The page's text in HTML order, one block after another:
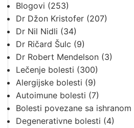
Blogovi (253)
Dr Džon Kristofer (207)
Dr Nil Nidli (34)
Dr Ričard Šulc (9)
Dr Robert Mendelson (3)
Lečenje bolesti (300)
Alergijske bolesti (9)
Autoimune bolesti (7)
Bolesti povezane sa ishranom
Degenerativne bolesti (4)